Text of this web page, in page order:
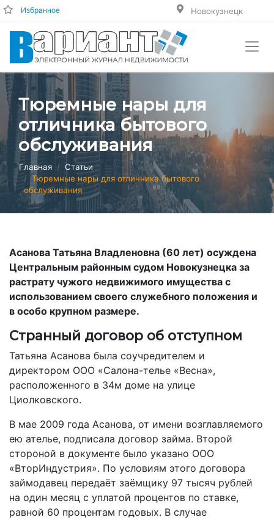
Избранное Новокузнецк
Тюремные нары для
отличника бытового
обслуживания
Главная
Статьи
Тюремные нары для отличника бытового
обслуживания
Асанова Татьяна Владленовна (60 лет) осуждена
Центральным районным судом Новокузнецка за
растрату чужого недвижимого имущества с
использованием своего служебного положения и
в особо крупном размере.
Странный договор об отступном
Татьяна Асанова была соучредителем и
директором ООО «Салон­а-телье «Весна»,
расположенного в 34­м доме на улице
Циолковского.
В мае 2009 года Асанова, от имени возглавляемого
ею ателье, подписала договор займа. Второй
стороной в документе было указано ООО
«ВторИндустрия». По условиям этого договора
займодавец передаёт заёмщику 97 тысяч рублей
на один месяц с уплатой процентов по ставке,
равной 60 процентам годовых. В случае